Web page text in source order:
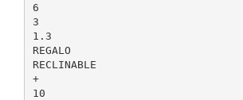
6
3
1.3
REGALO
RECLINABLE
+
10